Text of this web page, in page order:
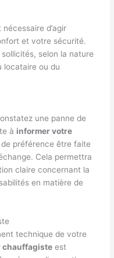
d’agir
et votre sécurité.
selon la nature
locataire ou du
une panne de
à informer votre
préférence être faite
Cela permettra
claire concernant la
en matière de
technique de votre
chauffagiste est